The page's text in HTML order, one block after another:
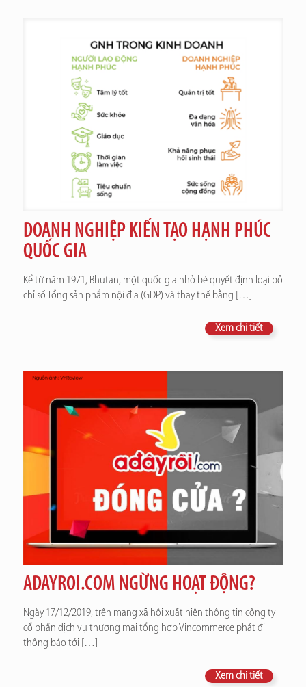
DOANH NGHIỆP KIẾN TẠO HẠNH PHÚC
QUỐC GIA
Kể từ năm 1971, Bhutan, một quốc gia nhỏ bé quyết định loại bỏ
chỉ số Tổng sản phẩm nội địa (GDP) và thay thế bằng […]
Xem chi tiết
ADAYROI.COM NGỪNG HOẠT ĐỘNG?
Ngày 17/12/2019, trên mạng xã hội xuất hiện thông tin công ty
cổ phần dịch vụ thương mại tổng hợp Vincommerce phát đi
thông báo tới […]
Xem chi tiết